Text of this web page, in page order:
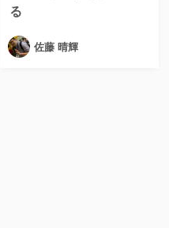
る
佐藤 晴輝